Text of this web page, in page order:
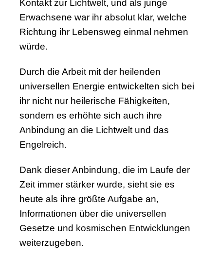
Kontakt zur Lichtwelt, und als junge
Erwachsene war ihr absolut klar, welche
Richtung ihr Lebensweg einmal nehmen
würde.
Durch die Arbeit mit der heilenden
universellen Energie entwickelten sich bei
ihr nicht nur heilerische Fähigkeiten,
sondern es erhöhte sich auch ihre
Anbindung an die Lichtwelt und das
Engelreich.
Dank dieser Anbindung, die im Laufe der
Zeit immer stärker wurde, sieht sie es
heute als ihre größte Aufgabe an,
Informationen über die universellen
Gesetze und kosmischen Entwicklungen
weiterzugeben.